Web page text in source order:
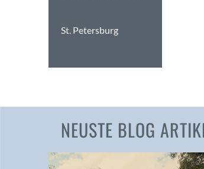
St. Petersburg
NEUSTE BLOG